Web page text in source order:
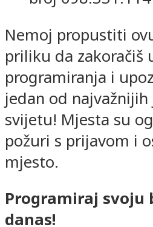
Nemoj propustiti
priliku da zakoračiš
programiranja i
jedan od
svijetu! Mjesta su
požuri s prijavom i
mjesto.
Programiraj svoju
danas!